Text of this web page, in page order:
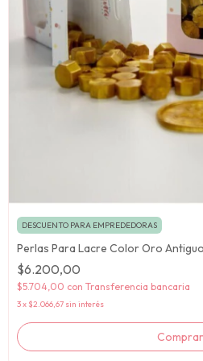
DESCUENTO PARA EMPREDEDORAS
Perlas Para Lacre Color Oro
$6.200,00
$5.704,00 con Transferencia bancaria
3x $2.066,67 sin interés